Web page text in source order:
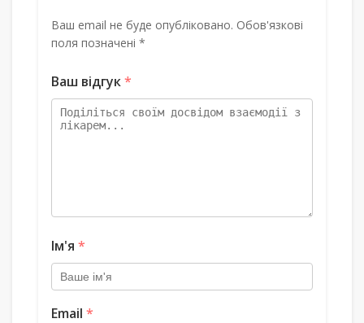
Ваш email не буде опубліковано. Обов'язкові
поля позначені *
Ваш відгук*
Ім'я *
Email *